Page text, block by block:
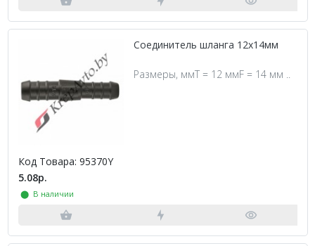
Соединитель шланга 12х14мм
Размеры, ммT = 12 ммF = 14 мм ..
Код Товара: 95370Y
5.08р.
⬤ В наличии